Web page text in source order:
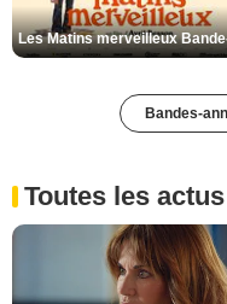
Bandes-
Toutes les